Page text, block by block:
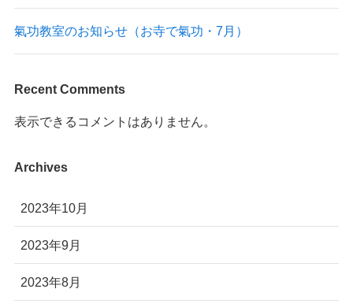
氣功教室のお知らせ（お寺で氣功・7月）
Recent Comments
表示できるコメントはありません。
Archives
2023年10月
2023年9月
2023年8月